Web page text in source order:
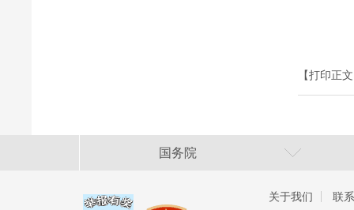
【打印正
国务院
关于我们
联